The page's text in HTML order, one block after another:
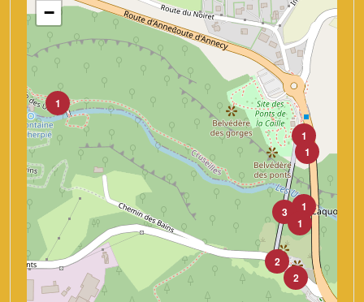
1
3
1
2
2
1
1
1
−